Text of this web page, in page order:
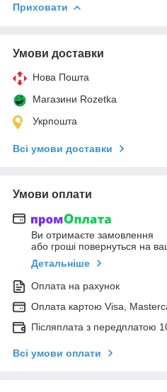
Приховати
Умови доставки
Нова Пошта
Магазини Rozetka
Укрпошта
Всі умови доставки
Умови оплати
Ви отримаєте замовлення
або гроші повернуться на
Детальніше
Оплата на рахунок
Оплата картою Visa,
Післяплата з передплатою
Всі умови оплати